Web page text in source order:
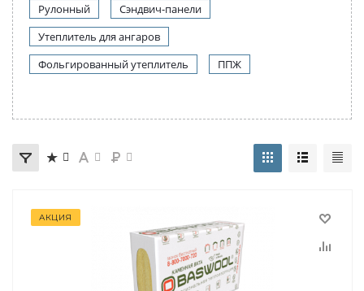
Рулонный
Сэндвич-панели
Утеплитель для ангаров
Фольгированный утеплитель
ППЖ
АКЦИЯ